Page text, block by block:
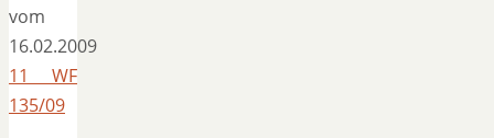
vom
16.02.2009
11 WF
135/09